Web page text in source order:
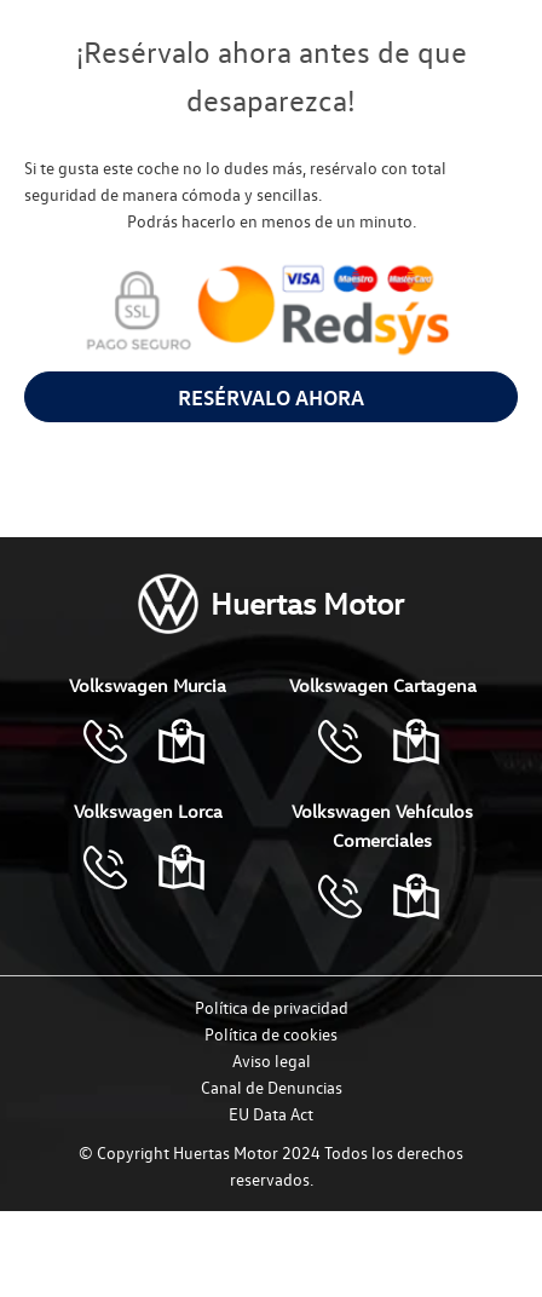
¡Resérvalo ahora antes de que
desaparezca!
Si te gusta este coche no lo dudes más, resérvalo con total
seguridad de manera cómoda y sencillas.
Podrás hacerlo en menos de un minuto.
RESÉRVALO AHORA
Huertas Motor
Volkswagen Murcia Volkswagen Cartagena
Volkswagen Lorca
Volkswagen Vehículos
Comerciales
© Copyright Huertas Motor 2024 Todos los derechos
reservados.
Política de privacidad
Política de cookies
Aviso legal
Canal de Denuncias
EU Data Act